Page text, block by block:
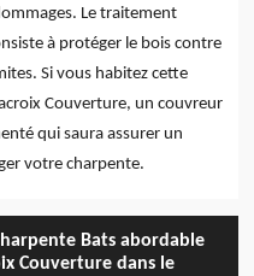
Le traitement
à protéger le bois contre
Si vous habitez cette
Couverture, un couvreur
qui saura assurer un
votre charpente.
Bats abordable
Couverture dans le